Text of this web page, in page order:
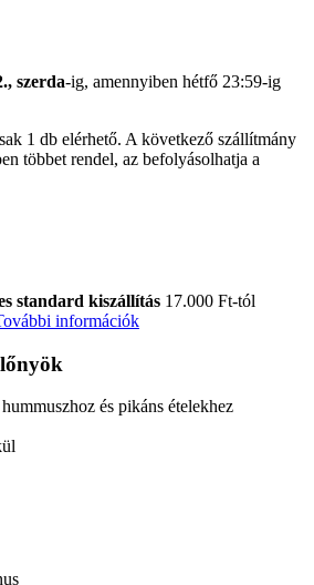
szerda-ig, amennyiben hétfő 23:59-ig
1 db elérhető. A következő szállítmány
többet rendel, az befolyásolhatja a
standard kiszállítás 17.000 Ft-tól
információk
és pikáns ételekhez